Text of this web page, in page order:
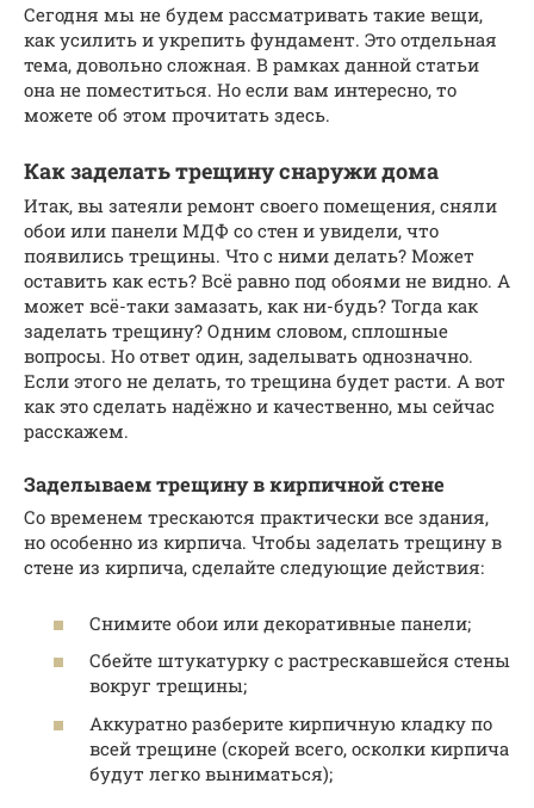
Сегодня мы не будем рассматривать такие вещи,
как усилить и укрепить фундамент. Это отдельная
тема, довольно сложная. В рамках данной статьи
она не поместиться. Но если вам интересно, то
можете об этом прочитать здесь.
Как заделать трещину снаружи дома
Итак, вы затеяли ремонт своего помещения, сняли
обои или панели МДФ со стен и увидели, что
появились трещины. Что с ними делать? Может
оставить как есть? Всё равно под обоями не видно. А
может всё-таки замазать, как ни-будь? Тогда как
заделать трещину? Одним словом, сплошные
вопросы. Но ответ один, заделывать однозначно.
Если этого не делать, то трещина будет расти. А вот
как это сделать надёжно и качественно, мы сейчас
расскажем.
Заделываем трещину в кирпичной стене
Со временем трескаются практически все здания,
но особенно из кирпича. Чтобы заделать трещину в
стене из кирпича, сделайте следующие действия:
Снимите обои или декоративные панели;
Сбейте штукатурку с растрескавшейся стены
вокруг трещины;
Аккуратно разберите кирпичную кладку по
всей трещине (скорей всего, осколки кирпича
будут легко выниматься);